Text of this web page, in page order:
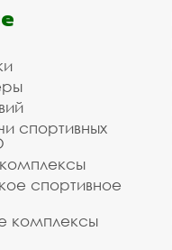
спортивных
спортивное
комплексы